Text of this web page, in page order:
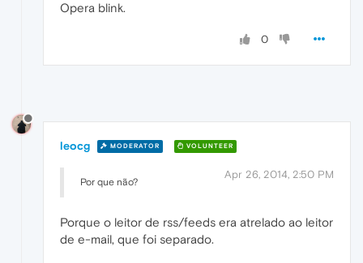
Opera blink.
0
leocg MODERATOR VOLUNTEER
Apr 26, 2014, 2:50 PM
Por que não?
Porque o leitor de rss/feeds era atrelado ao leitor
de e-mail, que foi separado.